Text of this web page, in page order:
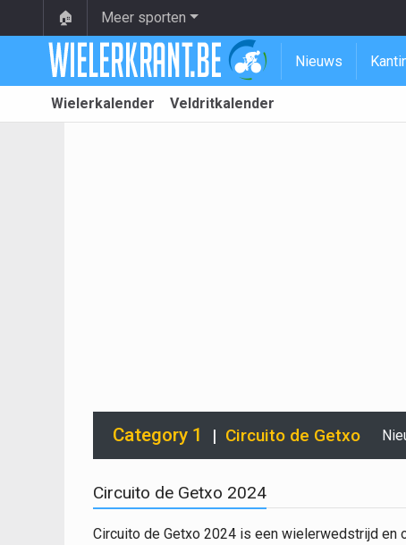
🏠 Meer sporten
Nieuws
Wielerkalender Veldritkalender
Category 1 | Circuito de Getxo
Circuito de Getxo 2024
Circuito de Getxo 2024 is een wielerwedstrijd en